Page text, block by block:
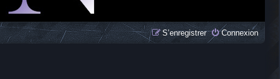
Connexion
S’enregistrer